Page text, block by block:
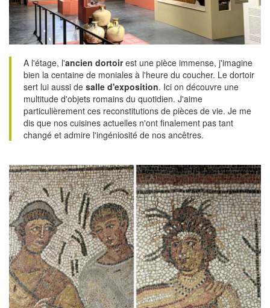
A l'étage, l'ancien dortoirest une pièce immense, j'imagine
bien la centaine de moniales à l'heure du coucher. Le dortoir
sert lui aussi de salle d'exposition. Ici on découvre une
multitude d'objets romains du quotidien. J'aime
particulièrement ces reconstitutions de pièces de vie. Je me
dis que nos cuisines actuelles n'ont finalement pas tant
changé et admire l'ingéniosité de nos ancêtres.